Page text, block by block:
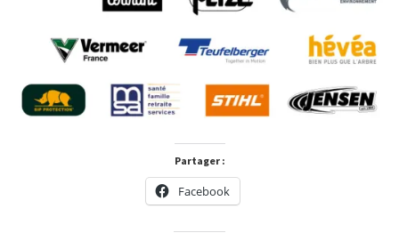
Partager :
Facebook